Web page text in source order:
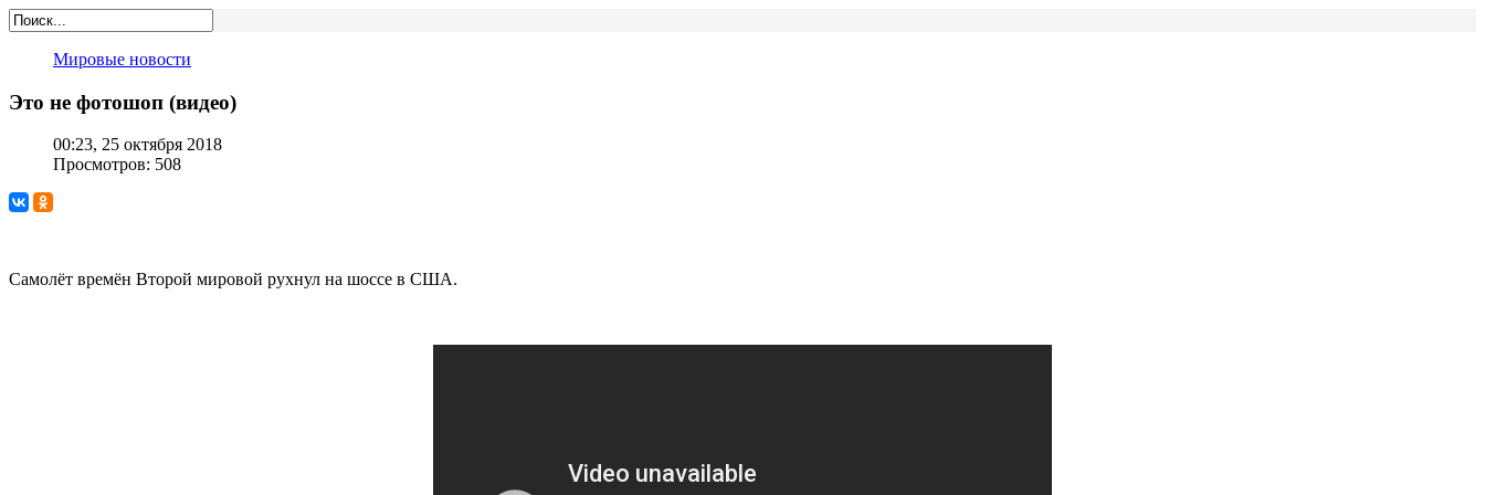
Мировые новости
Это не фотошоп (видео)
00:23, 25 октября 2018
Просмотров: 508
Самолёт времён Второй мировой рухнул на шоссе в США.